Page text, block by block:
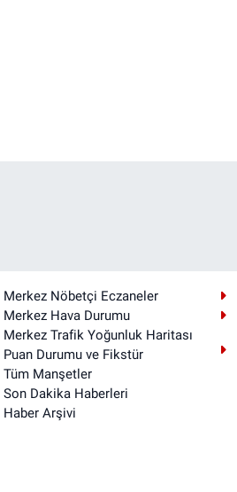
Merkez Nöbetçi Eczaneler
Merkez Hava Durumu
Merkez Trafik Yoğunluk Haritası
Puan Durumu ve Fikstür
Tüm Manşetler
Son Dakika Haberleri
Haber Arşivi